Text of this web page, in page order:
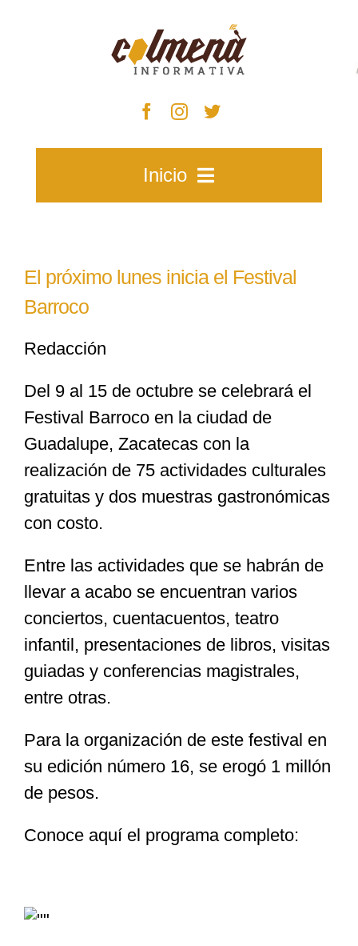
Inicio
Especiales
Nacional
Cultura
Nosotros
El próximo lunes inicia el Festival
Barroco
Redacción
Del 9 al 15 de octubre se celebrará el
Festival Barroco en la ciudad de
Guadalupe, Zacatecas con la
realización de 75 actividades culturales
gratuitas y dos muestras gastronómicas
con costo.
Entre las actividades que se habrán de
llevar a acabo se encuentran varios
conciertos, cuentacuentos, teatro
infantil, presentaciones de libros, visitas
guiadas y conferencias magistrales,
entre otras.
Para la organización de este festival en
su edición número 16, se erogó 1 millón
de pesos.
Conoce aquí el programa completo: